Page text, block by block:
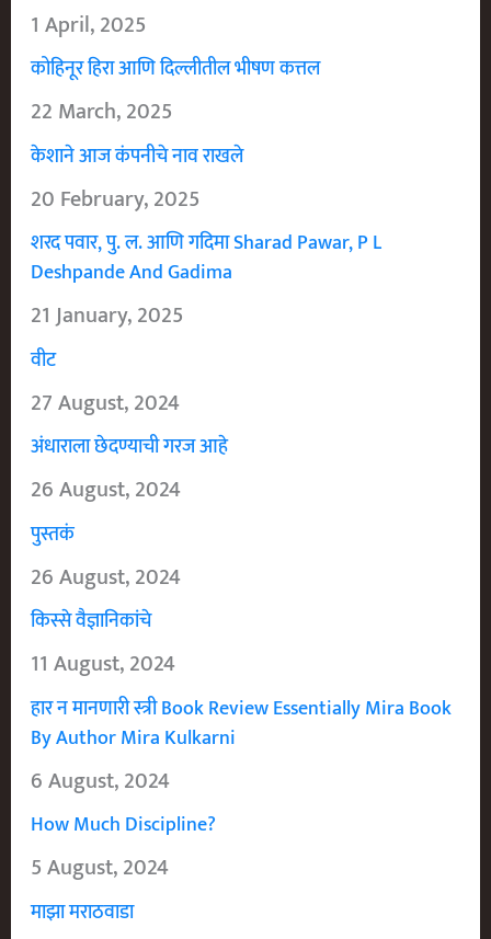
1 April, 2025
कोहिनूर हिरा आणि दिल्लीतील भीषण कत्तल
22 March, 2025
केशाने आज कंपनीचे नाव राखले
20 February, 2025
शरद पवार, पु. ल. आणि गदिमा Sharad Pawar, P L
Deshpande And Gadima
21 January, 2025
वीट
27 August, 2024
अंधाराला छेदण्याची गरज आहे
26 August, 2024
पुस्तकं
26 August, 2024
किस्से वैज्ञानिकांचे
11 August, 2024
हार न मानणारी स्त्री Book Review Essentially Mira Book
By Author Mira Kulkarni
6 August, 2024
How Much Discipline?
5 August, 2024
माझा मराठवाडा